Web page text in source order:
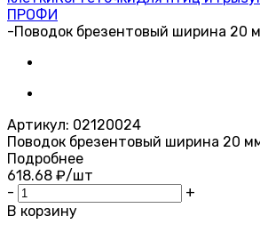
ПРОФИ
-Поводок брезентовый ширина 20
Артикул: 02120024
Поводок брезентовый ширина 20
Подробнее
618.68 ₽/шт
-
+
В корзину